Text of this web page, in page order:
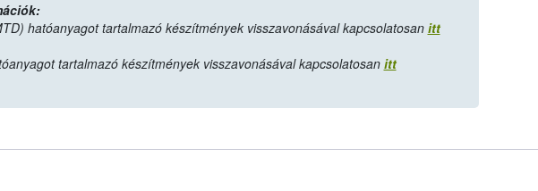
hatóanyagot tartalmazó készítmények visszavonásával kapcsolatosan itt
tartalmazó készítmények visszavonásával kapcsolatosan itt